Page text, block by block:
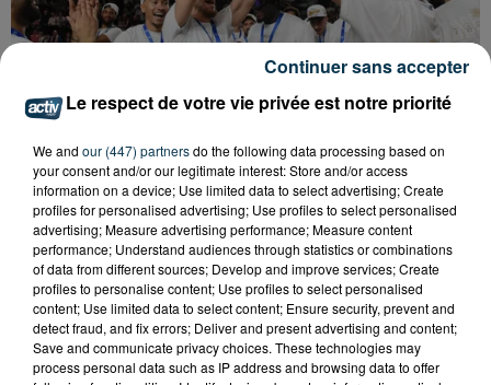
BASKET : LA CHORALE INTRAITABLE JUSQU'AU
BOUT
Le respect de votre vie privée est notre priorité
We and our (447) partnersdo the following data processing based on
your consent and/or our legitimate interest: Store and/or access
information on a device; Use limited data to select advertising; Create
profiles for personalised advertising; Use profiles to select personalised
advertising; Measure advertising performance; Measure content
performance; Understand audiences through statistics or combinations
of data from different sources; Develop and improve services; Create
profiles to personalise content; Use profiles to select personalised
content; Use limited data to select content; Ensure security, prevent and
detect fraud, and fix errors; Deliver and present advertising and content;
Save and communicate privacy choices. These technologies may
process personal data such as IP address and browsing data to offer
Continuer sans accepter